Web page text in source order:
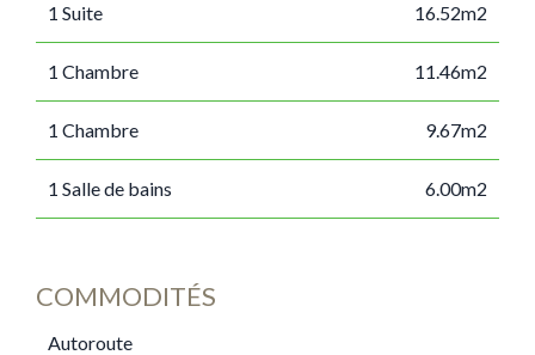
1 Suite 16.52m2
1 Chambre 11.46m2
1 Chambre 9.67m2
1 Salle de bains 6.00m2
COMMODITÉS
Autoroute